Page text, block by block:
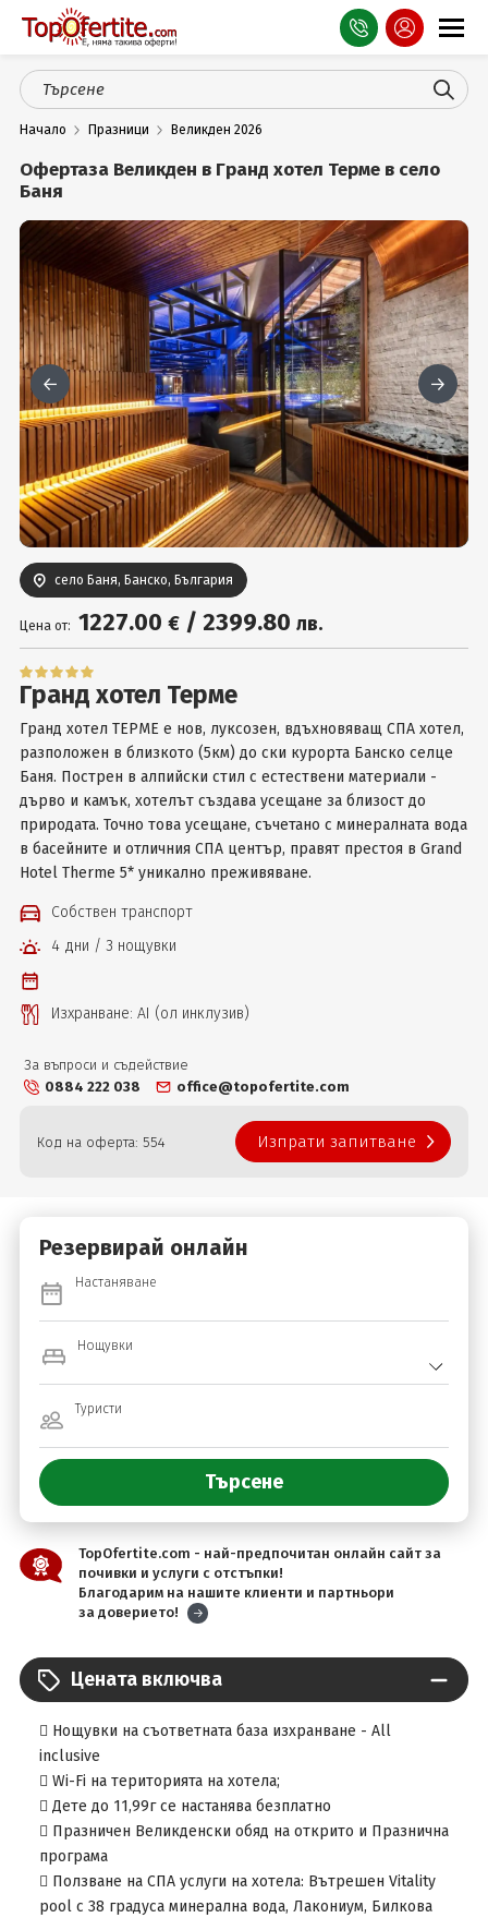
Оферти
СПА
Планина
Море
Чужбина
Празници
Турция
Гърция
Услуги
Вход
Начало Празници Великден 2026
Офертаза Великден в Гранд хотел Терме в село
Баня
село Баня, Банско, България
Цена от: 1227.00 € / 2399.80 лв.
Гранд хотел Терме
Гранд хотел ТЕРМЕ е нов, луксозен, вдъхновяващ СПА хотел,
разположен в близкото (5км) до ски курорта Банско селце
Баня. Пострен в алпийски стил с естествени материали -
дърво и камък, хотелът създава усещане за близост до
природата. Точно това усещане, съчетано с минералната вода
в басейните и отличния СПА център, правят престоя в Grand
Hotel Therme 5* уникално преживяване.
Собствен транспорт
4 дни / 3 нощувки
Изхранване: AI (ол инклузив)
За въпроси и съдействие
0884 222 038
office@topofertite.com
Код на оферта: 554 Изпрати запитване
Резервирай онлайн
Настаняване
Нощувки
Туристи
TopOfertite.com - най-предпочитан онлайн сайт за
почивки и услуги с отстъпки!
Благодарим на нашите клиенти и партньори
за доверието!
Цената включва
 Нощувки на съответната база изхранване - All
inclusive
 Wi-Fi на територията на хотела;
 Дете до 11,99г се настанява безплатно
 Празничен Великденски обяд на открито и Празнична
програма
 Ползване на СПА услуги на хотела: Вътрешен Vitality
pool с 38 градуса минерална вода, Лакониум, Билкова